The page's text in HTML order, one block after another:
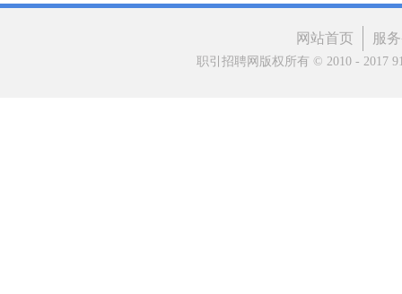
网站首页 服
职引招聘网版权所有 © 2010 - 2017